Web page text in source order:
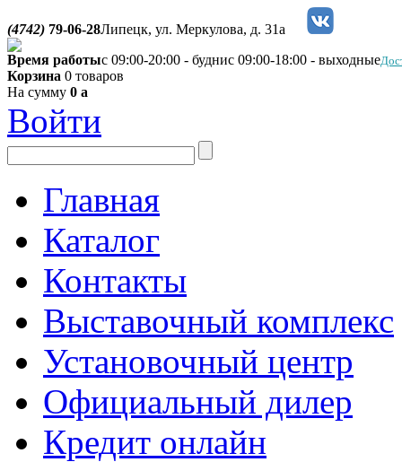
(4742) 79-06-28Липецк, ул. Меркулова, д. 31а
Время работыс 09:00-20:00 - буднис 09:00-18:00 - выходные
Корзина 0 товаров
На сумму 0 a
Войти
Главная
Каталог
Контакты
Выставочный комплекс
Установочный центр
Официальный дилер
Кредит онлайн